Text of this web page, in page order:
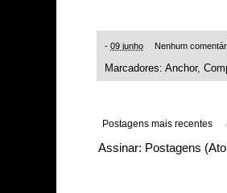
- 09 junho Nenhum
Marcadores: Anchor,
Postagens mais recentes
Assinar: Postagens